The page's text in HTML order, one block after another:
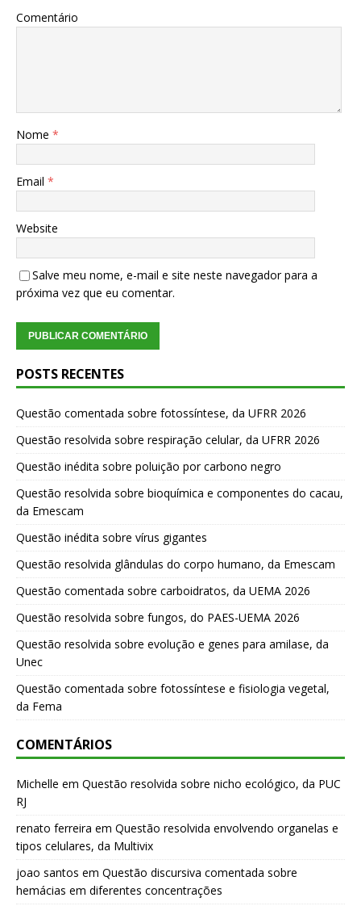
Comentário
Nome *
Email *
Website
Salve meu nome, e-mail e site neste navegador para a
próxima vez que eu comentar.
POSTS RECENTES
Questão comentada sobre fotossíntese, da UFRR 2026
Questão resolvida sobre respiração celular, da UFRR 2026
Questão inédita sobre poluição por carbono negro
Questão resolvida sobre bioquímica e componentes do cacau,
da Emescam
Questão inédita sobre vírus gigantes
Questão resolvida glândulas do corpo humano, da Emescam
Questão comentada sobre carboidratos, da UEMA 2026
Questão resolvida sobre fungos, do PAES-UEMA 2026
Questão resolvida sobre evolução e genes para amilase, da
Unec
Questão comentada sobre fotossíntese e fisiologia vegetal,
da Fema
COMENTÁRIOS
Michelle em Questão resolvida sobre nicho ecológico, da PUC
RJ
renato ferreira em Questão resolvida envolvendo organelas e
tipos celulares, da Multivix
joao santos em Questão discursiva comentada sobre
hemácias em diferentes concentrações